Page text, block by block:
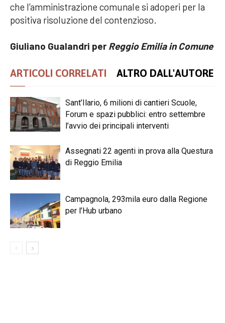
che l’amministrazione comunale si adoperi per la
positiva risoluzione del contenzioso.
Giuliano Gualandri per Reggio Emilia in Comune
ARTICOLI CORRELATI ALTRO DALL'AUTORE
Sant’Ilario, 6 milioni di cantieri Scuole,
Forum e spazi pubblici: entro settembre
l’avvio dei principali interventi
Assegnati 22 agenti in prova alla Questura
di Reggio Emilia
Campagnola, 293mila euro dalla Regione
per l’Hub urbano